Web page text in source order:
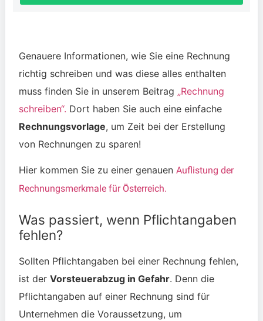
Genauere Informationen, wie Sie eine Rechnung
richtig schreiben und was diese alles enthalten
muss finden Sie in unserem Beitrag „Rechnung
schreiben“. Dort haben Sie auch eine einfache
Rechnungsvorlage, um Zeit bei der Erstellung
von Rechnungen zu sparen!
Hier kommen Sie zu einer genauen Auflistung der
Rechnungsmerkmale für Österreich.
Was passiert, wenn Pflichtangaben
fehlen?
Sollten Pflichtangaben bei einer Rechnung fehlen,
ist der Vorsteuerabzug in Gefahr. Denn die
Pflichtangaben auf einer Rechnung sind für
Unternehmen die Voraussetzung, um